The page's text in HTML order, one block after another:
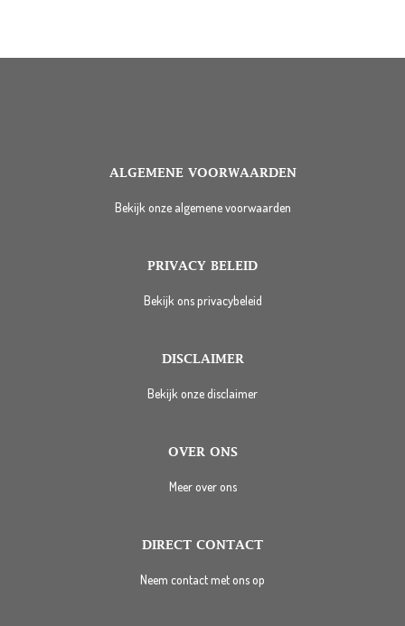
ALGEMENE VOORWAARDEN
Bekijk onze algemene voorwaarden
PRIVACY BELEID
Bekijk ons privacybeleid
DISCLAIMER
Bekijk onze disclaimer
OVER ONS
Meer over ons
DIRECT CONTACT
Neem contact met ons op